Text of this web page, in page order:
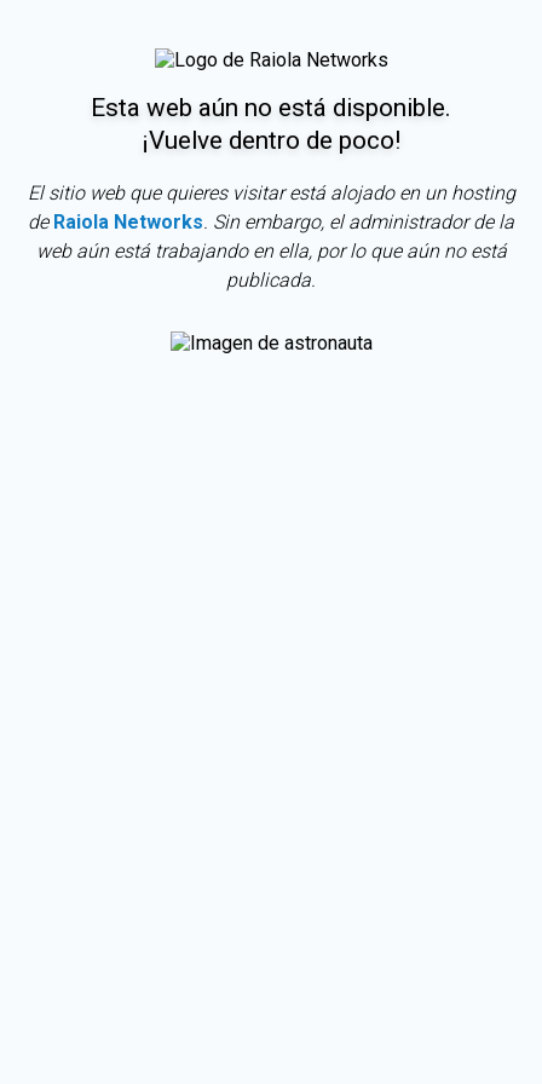
Esta web aún no está disponible.
¡Vuelve dentro de poco!
El sitio web que quieres visitar está alojado en un hosting
de Raiola Networks . Sin embargo, el administrador de la
web aún está trabajando en ella, por lo que aún no está
publicada.